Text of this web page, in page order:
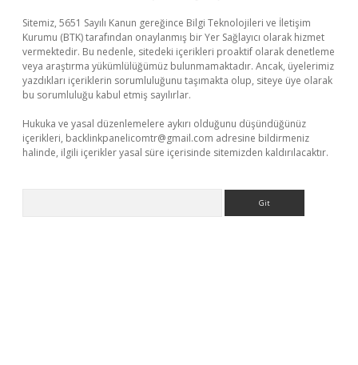
Sitemiz, 5651 Sayılı Kanun gereğince Bilgi Teknolojileri ve İletişim
Kurumu (BTK) tarafından onaylanmış bir Yer Sağlayıcı olarak hizmet
vermektedir. Bu nedenle, sitedeki içerikleri proaktif olarak denetleme
veya araştırma yükümlülüğümüz bulunmamaktadır. Ancak, üyelerimiz
yazdıkları içeriklerin sorumluluğunu taşımakta olup, siteye üye olarak
bu sorumluluğu kabul etmiş sayılırlar.
Hukuka ve yasal düzenlemelere aykırı olduğunu düşündüğünüz
içerikleri, backlinkpanelicomtr@gmail.com adresine bildirmeniz
halinde, ilgili içerikler yasal süre içerisinde sitemizden kaldırılacaktır.